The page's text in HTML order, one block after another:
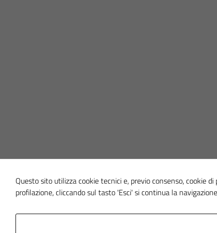
Questo sito utilizza cookie tecnici e, previo consenso, cookie
profilazione, cliccando sul tasto 'Esci' si continua la